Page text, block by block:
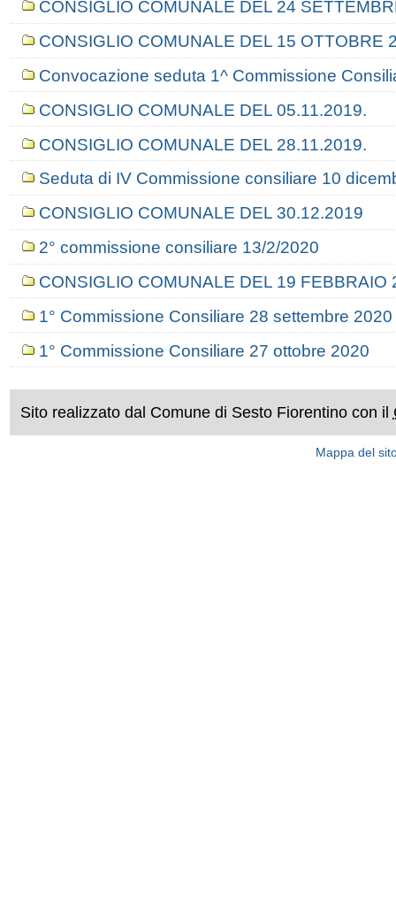
CONSIGLIO COMUNALE DEL 24
CONSIGLIO COMUNALE DEL 15 OTTOBRE
Convocazione seduta 1^ Commissione
CONSIGLIO COMUNALE DEL 05.11.2019.
CONSIGLIO COMUNALE DEL 28.11.2019.
Seduta di IV Commissione consiliare 10
CONSIGLIO COMUNALE DEL 30.12.2019
2° commissione consiliare 13/2/2020
CONSIGLIO COMUNALE DEL 19 FEBBRAIO
1° Commissione Consiliare 28 settembre 2020
1° Commissione Consiliare 27 ottobre 2020
Sito realizzato dal Comune di Sesto Fiorentino con il
Mappa del